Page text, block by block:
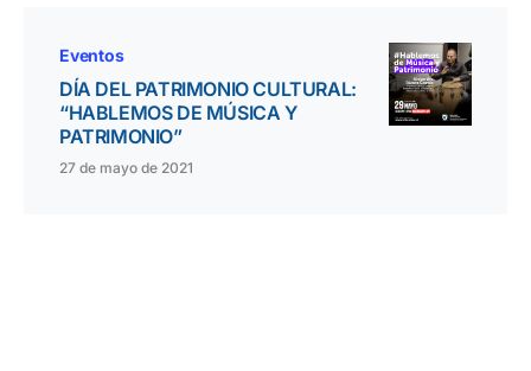
Eventos
DÍA DEL PATRIMONIO CULTURAL:
“HABLEMOS DE MÚSICA Y
PATRIMONIO”
27 de mayo de 2021